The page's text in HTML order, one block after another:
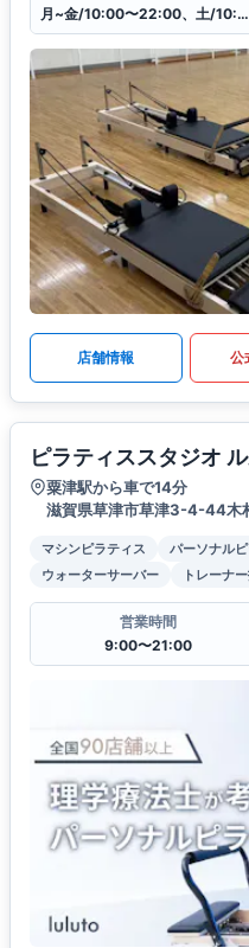
月~金/10:00〜22:00、土/10:00〜20:00、日・祝日/10:00〜18:00
店舗情報 公
ピラティススタジオ
粟津駅から車で14分
滋賀県草津市草津3-4-44木
マシンピラティス パーソナル
ウォーターサーバー
トレーナ
営業時間
9:00〜21:00